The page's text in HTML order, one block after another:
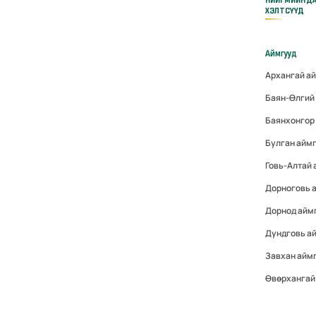
ХЭЛТСҮҮД
Аймгууд
Архангай
Баян-
Булган
Говь-
Дорноговь
Дорнод
Дундговь
Завхан